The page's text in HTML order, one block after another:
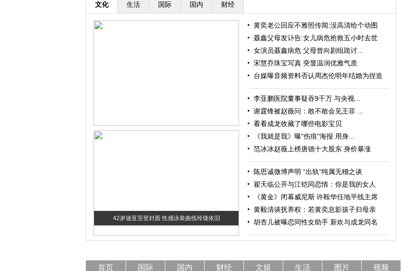
文化 生活 国际 国内 财经
42岁迪亚茨登封面 性感泳装曲线玲珑依旧
黄奕老公回应不雅照传闻:没高清给个动图
聂鑫父母发讣告:女儿病危抢救五小时去世
女演员聂鑫病危 父母曾向剧组跪讨...
宋慧乔珠宝写真 突显温润优雅气质
台媒曝音频资料否认周杰伦明年结婚为捏造
李亚鹏医院董事疑吞9千万 与央视...
谢霆锋被赵薇问：敢不敢会见王菲 ...
看看成龙收藏了哪些电影宝贝
《我就是我》曝"伤痕"海报 用身...
范冰冰赵薇上榜唐德十大股东 身价暴涨
陈思诚微博声明 “出轨”纯属无稽之谈
翟天临公开与江铠同恋情：你是我的女人
《黄金》闭幕威尼斯 许鞍华任地平线主席
黄毅清谈抚养权：若黄奕息影孩子归母亲
胡杏儿被曝恋同性女助手 新欢与成龙同名
首页 国际 国内 财经 文娱 生活 图片 视频